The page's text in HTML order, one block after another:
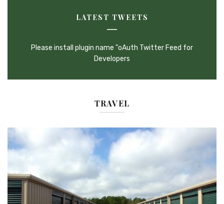
LATEST TWEETS
Please install plugin name "oAuth Twitter Feed for
Developers
TRAVEL